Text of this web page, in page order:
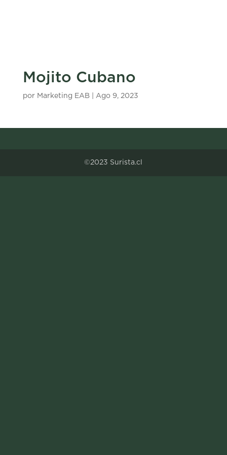
Mojito Cubano
por Marketing EAB| Ago 9, 2023
©2023 Surista.cl